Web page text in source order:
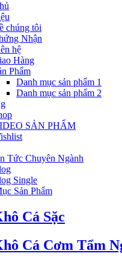
chúng tôi
Nhận
hệ
Hàng
Phẩm
Danh mục sản phẩm 1
Danh mục sản phẩm 2
SẢN PHẨM
Tức Chuyên Ngành
Single
Sản Phẩm
Cá Sặc
Cá Cơm Tẩm